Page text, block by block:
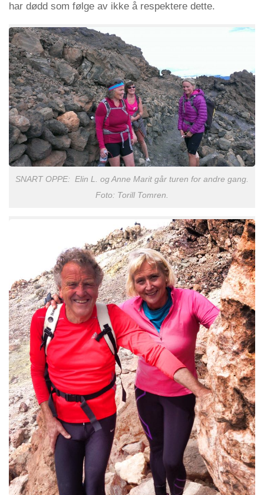
har dødd som følge av ikke å respektere dette.
SNART OPPE: Elin L. og Anne Marit går turen for andre gang.
Foto: Torill Tomren.